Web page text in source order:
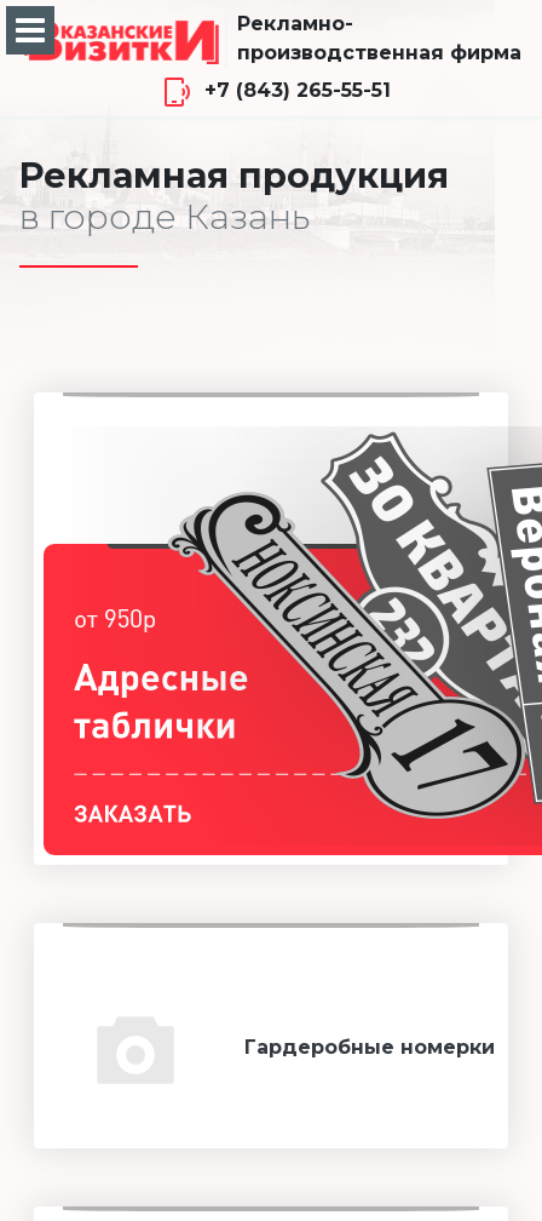
Рекламно-
производственная фирма
+7 (843) 265-55-51
Рекламная продукция
в городе Казань
Гардеробные номерки